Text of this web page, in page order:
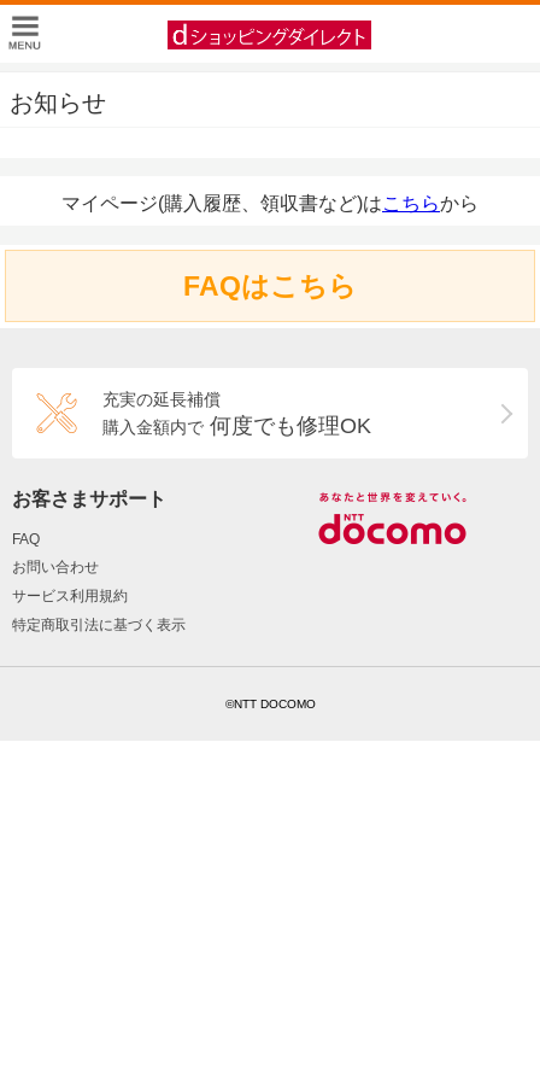
お知らせ
マイページ(購入履歴、領収書など)はこちらから
FAQはこちら
充実の延長補償
購入金額内で 何度でも修理OK
お客さまサポート
FAQ
お問い合わせ
サービス利用規約
特定商取引法に基づく表示
©NTT DOCOMO